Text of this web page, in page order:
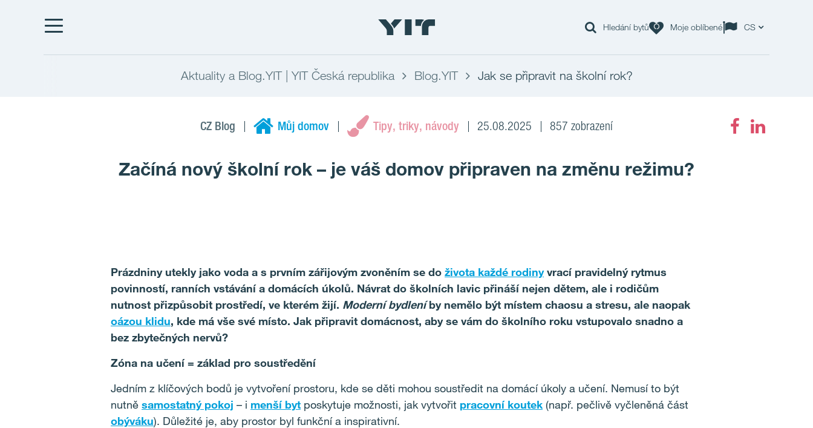
Hledání bytů Moje oblíbené CS
Aktuality a Blog.YIT | YIT Česká republika Blog.YIT Jak se připravit na školní rok?
CZ Blog Můj domov Tipy, triky, návody 25.08.2025 857 zobrazení
Začíná nový školní rok – je váš domov připraven na změnu režimu?
Prázdniny utekly jako voda a s prvním zářijovým zvoněním se do života každé rodinyvrací pravidelný rytmus
povinností, ranních vstávání a domácích úkolů. Návrat do školních lavic přináší nejen dětem, ale i rodičům
nutnost přizpůsobit prostředí, ve kterém žijí. Moderní bydleníby nemělo být místem chaosu a stresu, ale naopak
oázou klidu, kde má vše své místo. Jak připravit domácnost, aby se vám do školního roku vstupovalo snadno a
bez zbytečných nervů?
Zóna na učení = základ pro soustředění
Jedním z klíčových bodů je vytvoření prostoru, kde se děti mohou soustředit na domácí úkoly a učení. Nemusí to být
nutně samostatný pokoj – i menší byt poskytuje možnosti, jak vytvořit pracovní koutek (např. pečlivě vyčleněná část
obýváku). Důležité je, aby prostor byl funkční a inspirativní.